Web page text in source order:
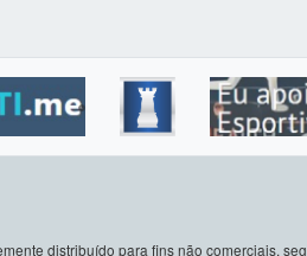
distribuído para fins não comerciais,